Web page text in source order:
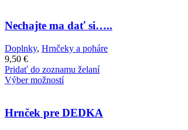
Nechajte ma dať si…..
Doplnky, Hrnčeky a poháre
9,50 €
Pridať do zoznamu želaní
Výber možností
Hrnček pre DEDKA